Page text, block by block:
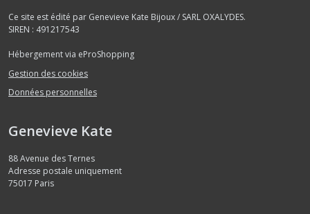
Ce site est édité par Genevieve Kate Bijoux / SARL OXALYDES.
SIREN : 491217543
Hébergement via eProShopping
Gestion des cookies
Données personnelles
Genevieve Kate
88 Avenue des Ternes
Adresse postale uniquement
75017 Paris